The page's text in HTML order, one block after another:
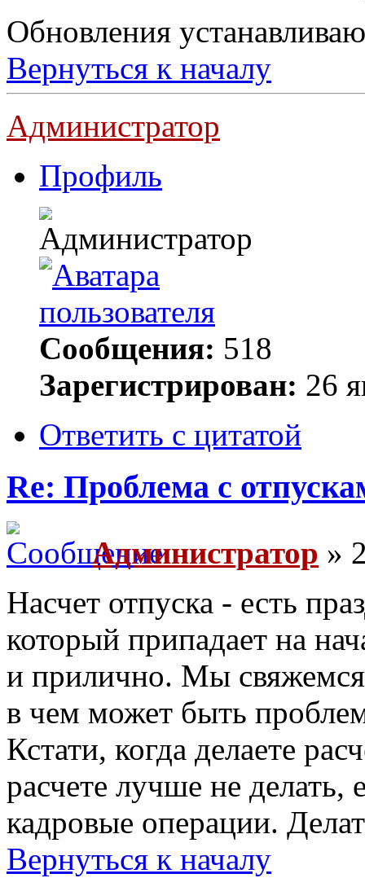
Обновления
Вернуться к началу
Администратор
Профиль
Сообщения: 518
Зарегистрирован: 26
Ответить с цитатой
Re: Проблема с
Администратор »
Насчет отпуска - есть
который припадает на
и прилично. Мы
в чем может быть
Кстати, когда делаете
расчете лучше не делать,
кадровые операции.
Вернуться к началу